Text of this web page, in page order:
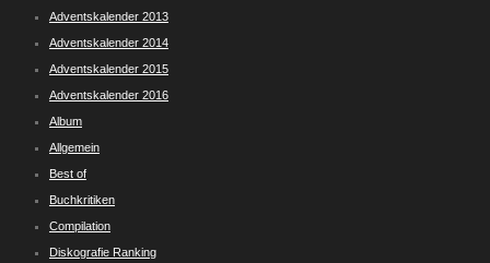
Adventskalender 2013
Adventskalender 2014
Adventskalender 2015
Adventskalender 2016
Album
Allgemein
Best of
Buchkritiken
Compilation
Diskografie Ranking